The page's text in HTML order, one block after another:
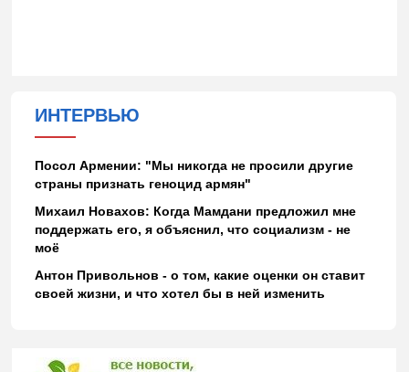
ИНТЕРВЬЮ
Посол Армении: "Мы никогда не просили другие
страны признать геноцид армян"
Михаил Новахов: Когда Мамдани предложил мне
поддержать его, я объяснил, что социализм - не
моё
Антон Привольнов - о том, какие оценки он ставит
своей жизни, и что хотел бы в ней изменить